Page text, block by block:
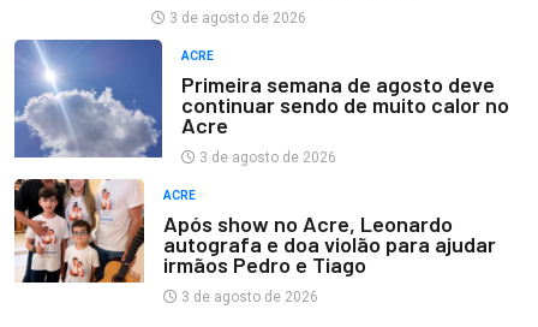
3 de agosto de 2026
ACRE
Primeira semana de agosto deve
continuar sendo de muito calor no
Acre
3 de agosto de 2026
ACRE
Após show no Acre, Leonardo
autografa e doa violão para ajudar
irmãos Pedro e Tiago
3 de agosto de 2026